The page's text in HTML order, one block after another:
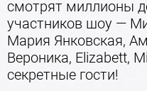
смотрят миллионы
участников шоу —
Мария Янковская,
Вероника, Elizabett,
секретные гости!